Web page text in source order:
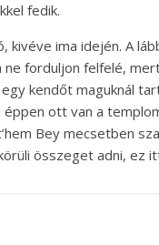
fedik.
ima idején. A
forduljon felfelé,
kendőt maguknál
ott van a
Bey mecsetben
összeget adni, ez